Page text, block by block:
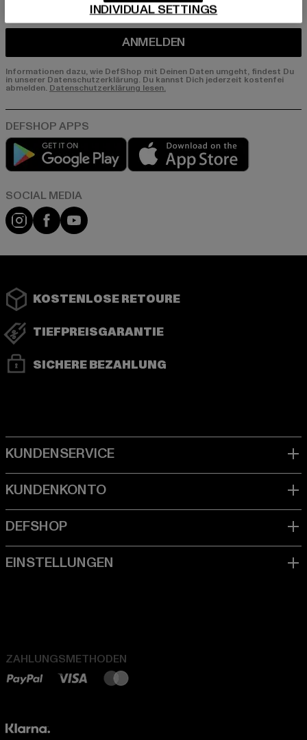
ANMELDEN
Informationen dazu, wie DefShop mit Deinen Daten umgeht, findest Du
in unserer Datenschutzerklärung. Du kannst Dich jederzeit kostenfei
abmelden. Datenschutzerklärung lesen.
Play market
Instagram
FacebookYouTube
KOSTENLOSE RETOURE
TIEFPREISGARANTIE
SICHERE BEZAHLUNG
ZAHLUNGSMETHODEN
INDIVIDUAL SETTINGS